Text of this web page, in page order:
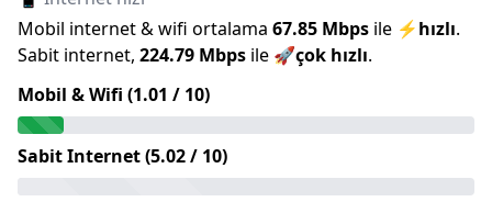
Mobil internet & wifi ortalama 67.85 Mbps ile ⚡hızlı.
Sabit internet, 224.79 Mbps ile 🚀çok hızlı.
Mobil & Wifi (1.01 / 10)
Sabit Internet (5.02/ 10)